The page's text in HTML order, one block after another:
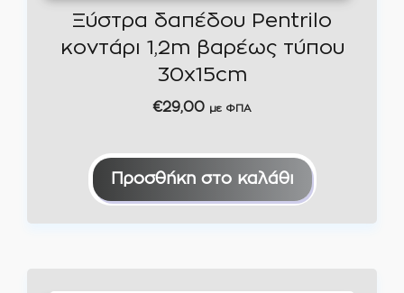
Ξύστρα δαπέδου Pentrilo
κοντάρι 1,2m βαρέως τύπου
30x15cm
€29,00 με ΦΠΑ
Προσθήκη στο καλάθι